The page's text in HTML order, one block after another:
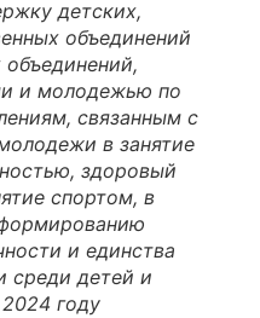
детских,
объединений
и молодежью по
связанным с
в занятие
здоровый
спортом, в
и единства
среди детей и
году